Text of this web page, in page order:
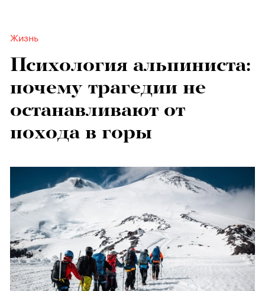
Жизнь
Психология альпиниста:
почему трагедии не
останавливают от
похода в горы